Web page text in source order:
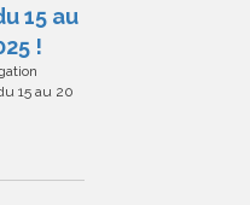
15 au
!
15 au 20